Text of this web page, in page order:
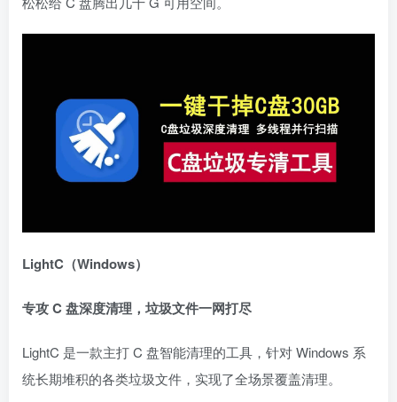
LightC（Windows）
专攻 C 盘深度清理，垃圾文件一网打尽
LightC 是一款主打 C 盘智能清理的工具，针对 Windows 系
统长期堆积的各类垃圾文件，实现了全场景覆盖清理。